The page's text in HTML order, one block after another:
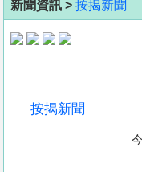
地
產
新聞資訊 > 按揭新聞
按揭新聞